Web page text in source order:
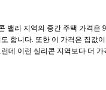
밸리 지역의 중간 주택 가격
합니다. 또한 이 가격은 집값
데 이런 실리콘 지역보다 더